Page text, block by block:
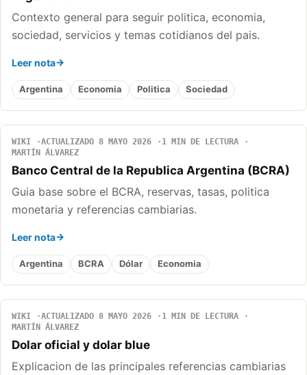
Contexto general para seguir politica, economia,
sociedad, servicios y temas cotidianos del pais.
Leer nota
Argentina Economia Politica Sociedad
WIKI ACTUALIZADO 8 MAYO 2026
1 MIN DE LECTURA
MARTÍN ÁLVAREZ
Banco Central de la Republica Argentina (BCRA)
Guia base sobre el BCRA, reservas, tasas, politica
monetaria y referencias cambiarias.
Leer nota
Argentina BCRA Dólar Economia
WIKI ACTUALIZADO 8 MAYO 2026
1 MIN DE LECTURA
MARTÍN ÁLVAREZ
Dolar oficial y dolar blue
Explicacion de las principales referencias cambiarias